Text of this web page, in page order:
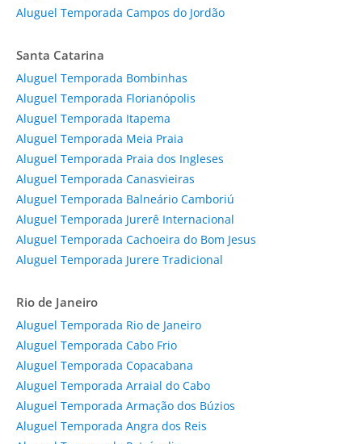
Aluguel Temporada Campos do Jordão
Santa Catarina
Aluguel Temporada Bombinhas
Aluguel Temporada Florianópolis
Aluguel Temporada Itapema
Aluguel Temporada Meia Praia
Aluguel Temporada Praia dos Ingleses
Aluguel Temporada Canasvieiras
Aluguel Temporada Balneário Camboriú
Aluguel Temporada Jurerê Internacional
Aluguel Temporada Cachoeira do Bom Jesus
Aluguel Temporada Jurere Tradicional
Rio de Janeiro
Aluguel Temporada Rio de Janeiro
Aluguel Temporada Cabo Frio
Aluguel Temporada Copacabana
Aluguel Temporada Arraial do Cabo
Aluguel Temporada Armação dos Búzios
Aluguel Temporada Angra dos Reis